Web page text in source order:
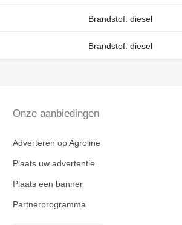
Brandstof: diesel
Brandstof: diesel
Onze aanbiedingen
Adverteren op Agroline
Plaats uw advertentie
Plaats een banner
Partnerprogramma